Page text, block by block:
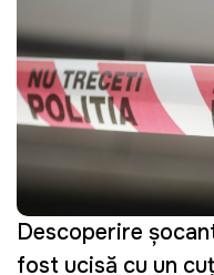
Descoperire
fost ucisă cu un